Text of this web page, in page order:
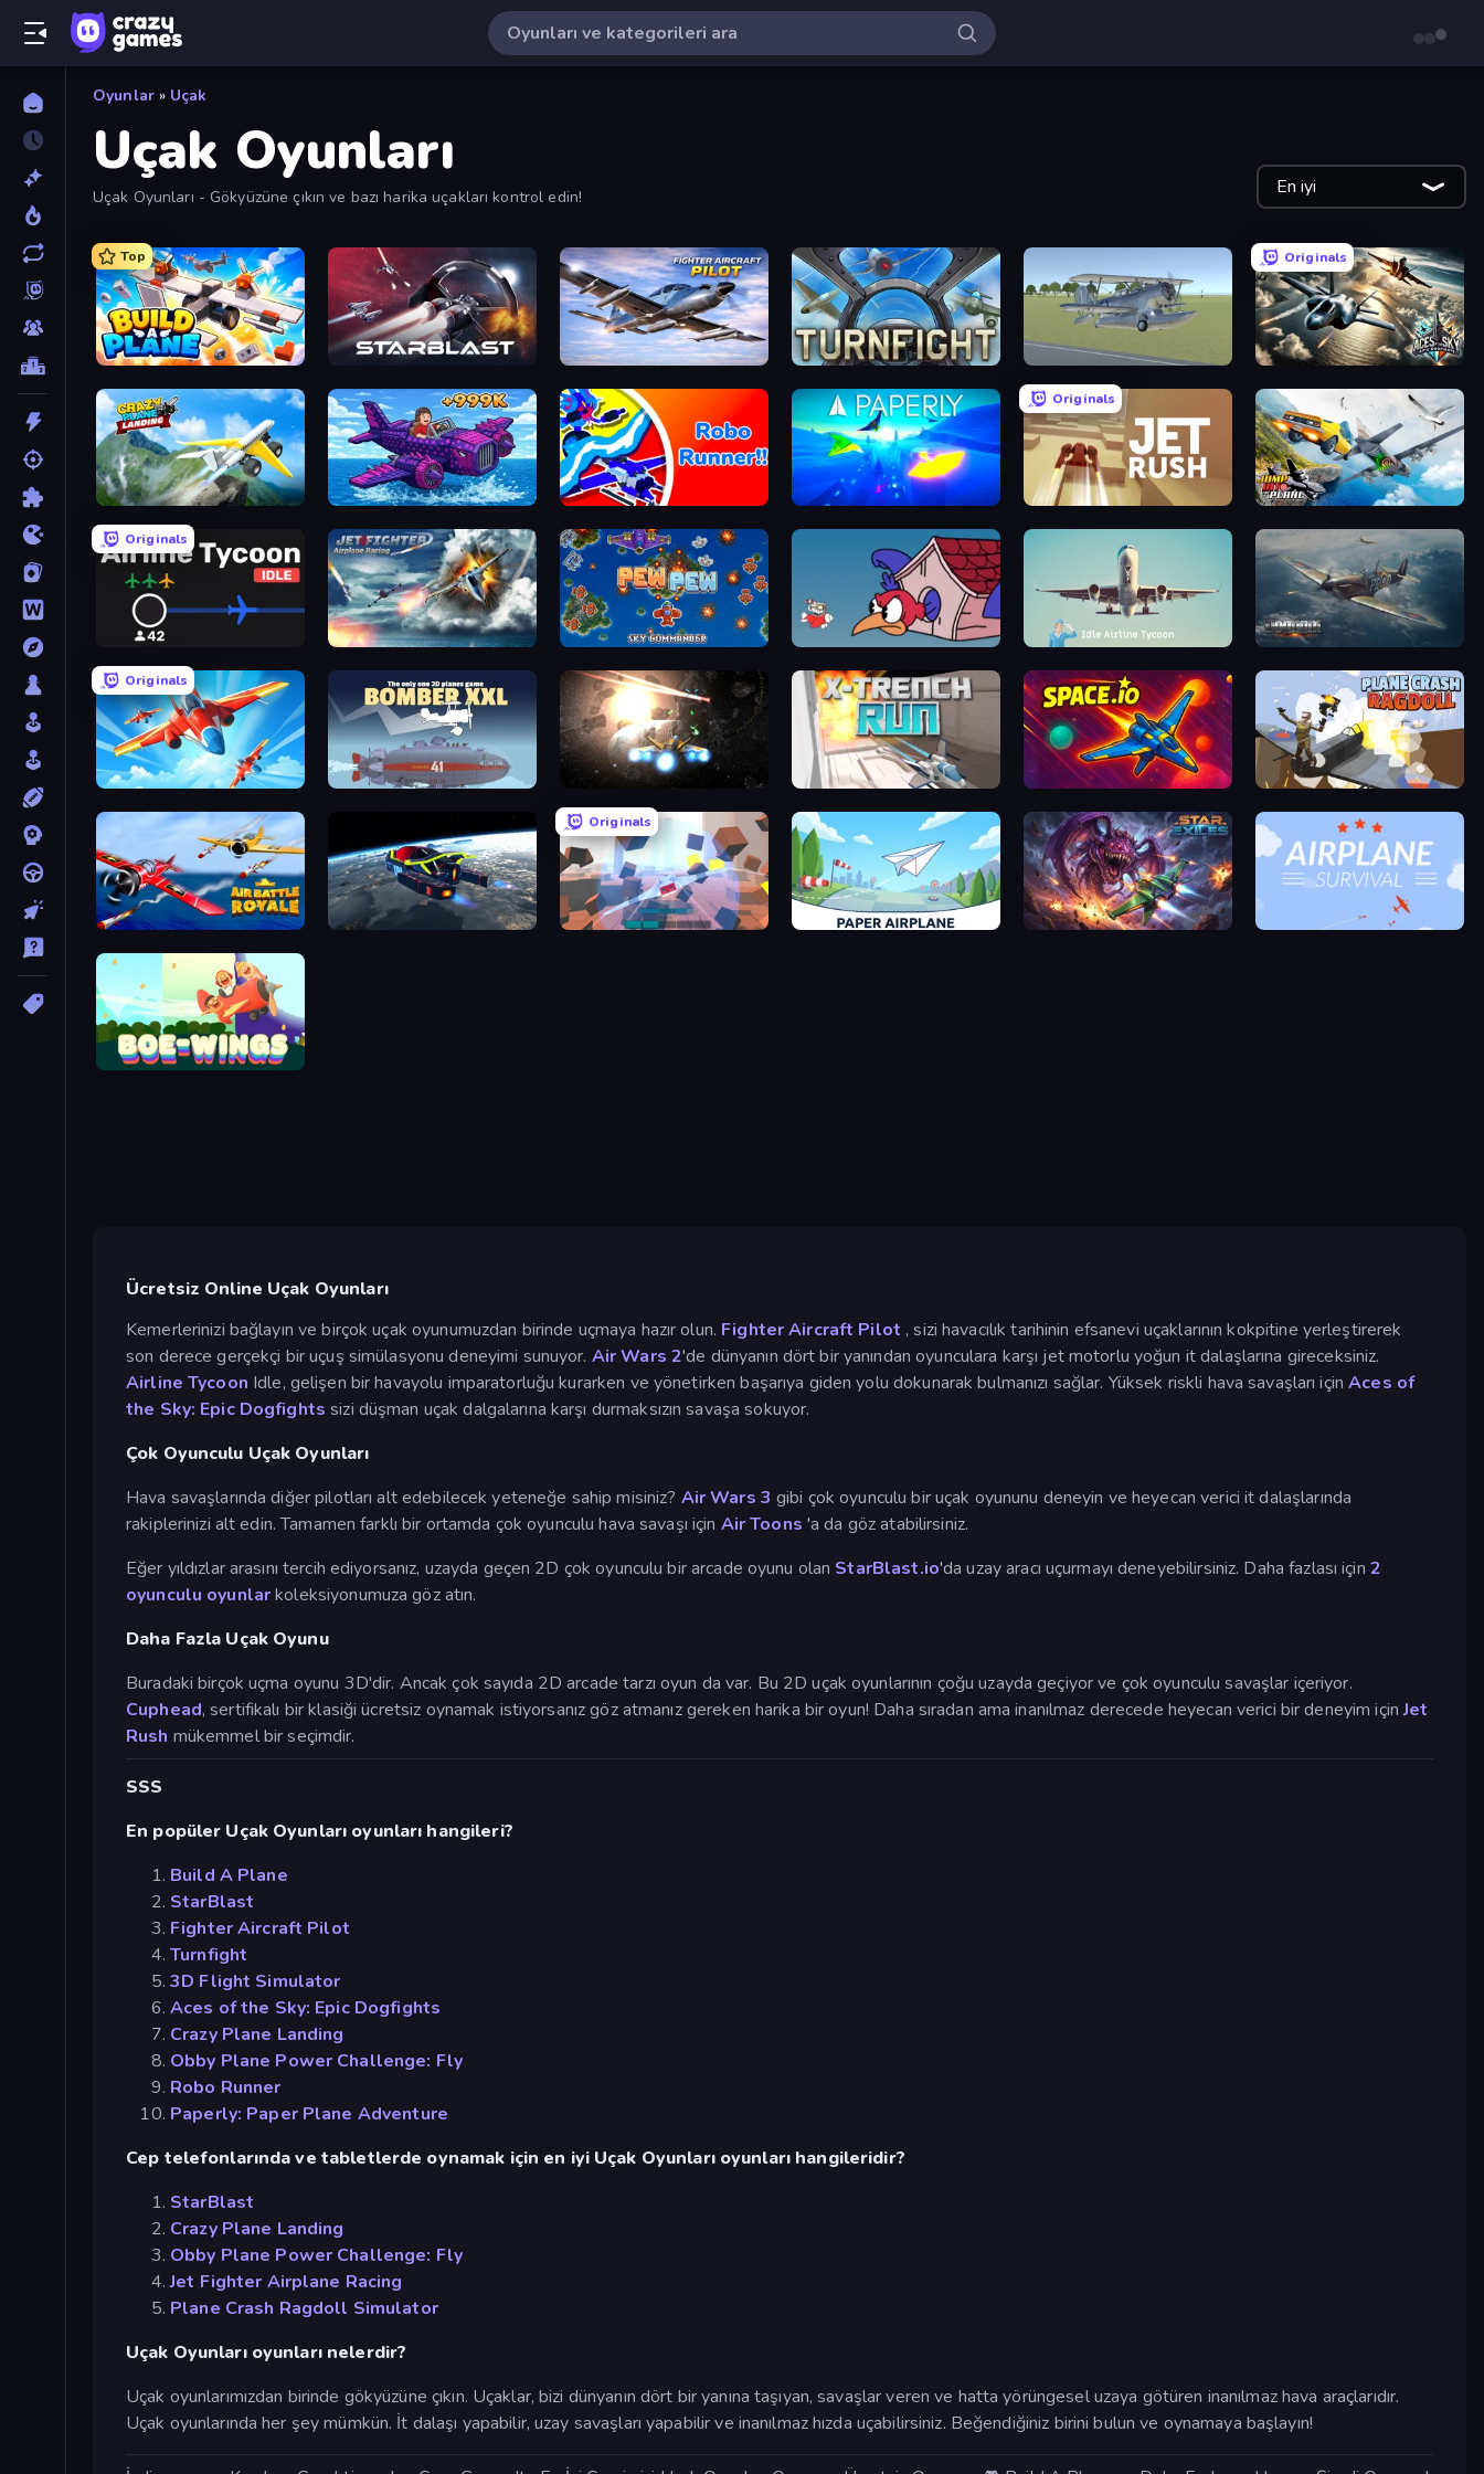
Oyunlar » Uçak
Uçak Oyunları
Uçak Oyunları - Gökyüzüne çıkın ve bazı harika uçakları kontrol edin! En iyi
Top
Build A Plane StarBlast Fighter Aircraft Pilot Turnfight 3D Flight Simulator
Originals
Aces of the Sky: Epic Dogfights
Crazy Plane Landing Obby Plane Power Challenge: Fly Robo Runner Paperly: Paper Plane Adventure
Originals
Jet Rush Jump Into The Plane
Originals
Airline Tycoon Idle Jet Fighter Airplane Racing Pew Pew Cuphead Idle Airline Tycoon Dogfight
Originals
Pilot Royale: Battlegrounds Bomber XXL Space Battle X Trench Run Space.io Plane Crash Ragdoll Simulator
Air Battle Royale: Sky Blitz Flying Wings HoverCraft
Originals
Cubic Rush Paper Airplane Star Exiles Airplane Survival
Boe Wings
Ücretsiz Online Uçak Oyunları
Kemerlerinizi bağlayın ve birçok uçak oyunumuzdan birinde uçmaya hazır olun. Fighter Aircraft Pilot , sizi havacılık tarihinin efsanevi uçaklarının kokpitine yerleştirerek
son derece gerçekçi bir uçuş simülasyonu deneyimi sunuyor. Air Wars 2'de dünyanın dört bir yanından oyunculara karşı jet motorlu yoğun it dalaşlarına gireceksiniz.
Airline Tycoon Idle, gelişen bir havayolu imparatorluğu kurarken ve yönetirken başarıya giden yolu dokunarak bulmanızı sağlar. Yüksek riskli hava savaşları içinAces of
the Sky: Epic Dogfights sizi düşman uçak dalgalarına karşı durmaksızın savaşa sokuyor.
Çok Oyunculu Uçak Oyunları
Hava savaşlarında diğer pilotları alt edebilecek yeteneğe sahip misiniz? Air Wars 3 gibi çok oyunculu bir uçak oyununu deneyin ve heyecan verici it dalaşlarında
rakiplerinizi alt edin. Tamamen farklı bir ortamda çok oyunculu hava savaşı için Air Toons 'a da göz atabilirsiniz.
Eğer yıldızlar arasını tercih ediyorsanız, uzayda geçen 2D çok oyunculu bir arcade oyunu olan StarBlast.io'da uzay aracı uçurmayı deneyebilirsiniz. Daha fazlası için 2
oyunculu oyunlarkoleksiyonumuza göz atın.
Daha Fazla Uçak Oyunu
Buradaki birçok uçma oyunu 3D'dir. Ancak çok sayıda 2D arcade tarzı oyun da var. Bu 2D uçak oyunlarının çoğu uzayda geçiyor ve çok oyunculu savaşlar içeriyor.
Cuphead, sertifikalı bir klasiği ücretsiz oynamak istiyorsanız göz atmanız gereken harika bir oyun! Daha sıradan ama inanılmaz derecede heyecan verici bir deneyim içinJet
Rush mükemmel bir seçimdir.
SSS
En popüler Uçak Oyunları oyunları hangileri?
Build A Plane
StarBlast
Fighter Aircraft Pilot
Turnfight
3D Flight Simulator
Aces of the Sky: Epic Dogfights
Crazy Plane Landing
Obby Plane Power Challenge: Fly
Robo Runner
Paperly: Paper Plane Adventure
Cep telefonlarında ve tabletlerde oynamak için en iyi Uçak Oyunları oyunları hangileridir?
StarBlast
Crazy Plane Landing
Obby Plane Power Challenge: Fly
Jet Fighter Airplane Racing
Plane Crash Ragdoll Simulator
Uçak Oyunları oyunları nelerdir?
Uçak oyunlarımızdan birinde gökyüzüne çıkın. Uçaklar, bizi dünyanın dört bir yanına taşıyan, savaşlar veren ve hatta yörüngesel uzaya götüren inanılmaz hava araçlarıdır.
Uçak oyunlarında her şey mümkün. İt dalaşı yapabilir, uzay savaşları yapabilir ve inanılmaz hızda uçabilirsiniz. Beğendiğiniz birini bulun ve oynamaya başlayın!